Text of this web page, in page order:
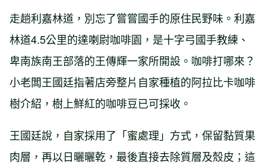
走趟利嘉林道，別忘了嘗嘗國手的原住民野味。利嘉
林道4.5公里的達喇尉咖啡園，是十字弓國手教練、
卑南族南王部落的王傳輝一家所開設。咖啡打哪來？
小老闆王國廷指著店旁整片自家種植的阿拉比卡咖啡
樹介紹，樹上鮮紅的咖啡豆已可採收。
王國廷說，自家採用了「蜜處理」方式，保留黏質果
肉層，再以日曬曬乾，最後直接去除質層及殼皮；這